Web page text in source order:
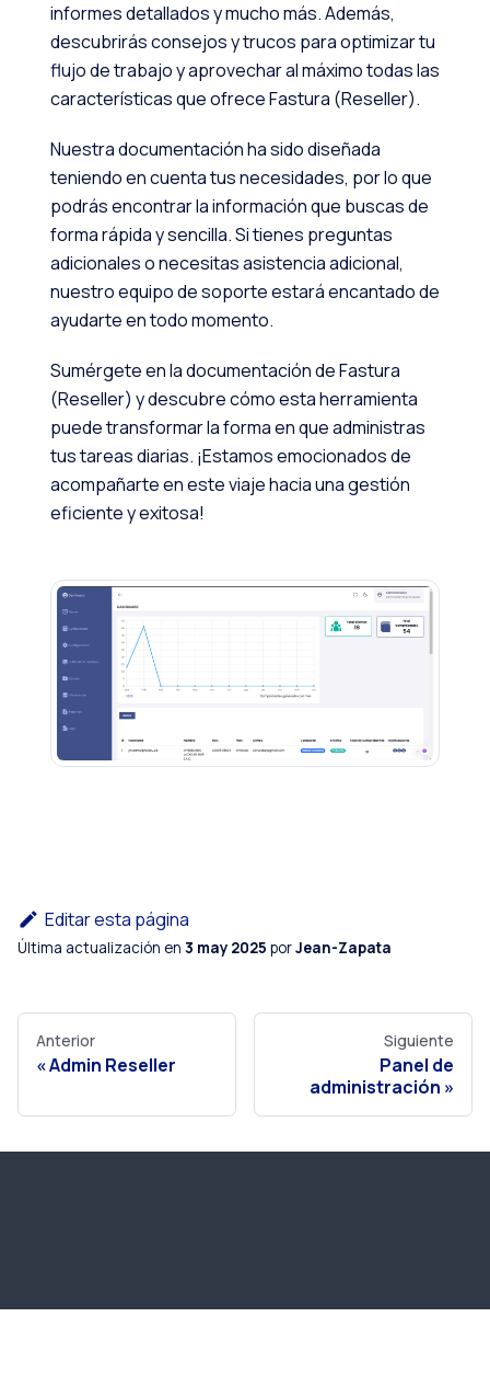
informes detallados y mucho más. Además,
descubrirás consejos y trucos para optimizar tu
flujo de trabajo y aprovechar al máximo todas las
características que ofrece Fastura (Reseller).
Nuestra documentación ha sido diseñada
teniendo en cuenta tus necesidades, por lo que
podrás encontrar la información que buscas de
forma rápida y sencilla. Si tienes preguntas
adicionales o necesitas asistencia adicional,
nuestro equipo de soporte estará encantado de
ayudarte en todo momento.
Sumérgete en la documentación de Fastura
(Reseller) y descubre cómo esta herramienta
puede transformar la forma en que administras
tus tareas diarias. ¡Estamos emocionados de
acompañarte en este viaje hacia una gestión
eficiente y exitosa!
Editar esta página
Última actualización en 3 may 2025 porJean-Zapata
Anterior
Admin Reseller
Siguiente
Panel de
administración